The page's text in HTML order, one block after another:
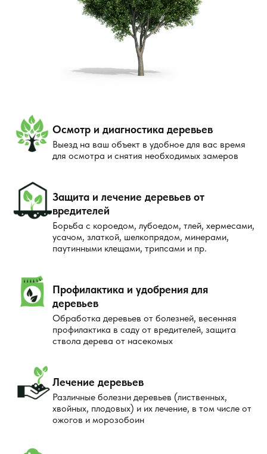
индивидуальный план, включающий несколько
этапов работ.
Гарантия безопасности. Вся работа выполняется в
соответствии с санитарно-эпидемиологическими
нормами, что гарантирует безопасность для вашего
здоровья. После обработки сотрудники компании
повторного появления клещей.
Как проводится обработка?
выявления мест скопления клещей. Это помогает
определить наиболее эффективные средства и
методы обработки.
В зависимости от степени заражения и
особенностей территории, наши специалисты
подберут оптимальный метод борьбы: химическая
Работы проводятся в течение нескольких часов.
После обработки территорию следует оставить на
некоторое время для достижения максимального
эффекта. Важно обеспечить отсутствие людей и
домашних животных на обработанных участках до
Мы контролируем результат обработки и
предоставляем рекомендации по дальнейшим
мерам защиты. В случае необходимости проводится
повторная обработка.
Осмотр и диагностика деревьев
Выезд на ваш объект в удобное для вас время
для осмотра и снятия необходимых замеров
Защита и лечение деревьев от
вредителей
Борьба с короедом, лубоедом, тлей, хермесами,
усачом, златкой, шелкопрядом, минерами,
паутинными клещами, трипсами и пр.
Профилактика и удобрения для
деревьев
Обработка деревьев от болезней, весенняя
профилактика в саду от вредителей, защита
ствола дерева от насекомых
Лечение деревьев
Различные болезни деревьев (лиственных,
хвойных, плодовых) и их лечение, в том числе от
ожогов и морозобоин